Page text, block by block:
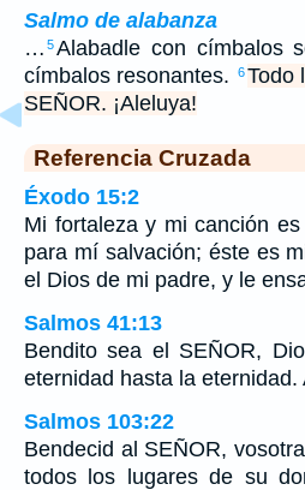
Salmo de alabanza
… 5Alabadle con címbalos
címbalos resonantes.
6 Todo
SEÑOR. ¡Aleluya!
Referencia Cruzada
Éxodo 15:2
Mi fortaleza y mi canción
para mí salvación; éste es
el Dios de mi padre, y le
Salmos 41:13
Bendito sea el SEÑOR,
eternidad hasta la eternidad.
Salmos 103:22
Bendecid al SEÑOR,
todos los lugares de su